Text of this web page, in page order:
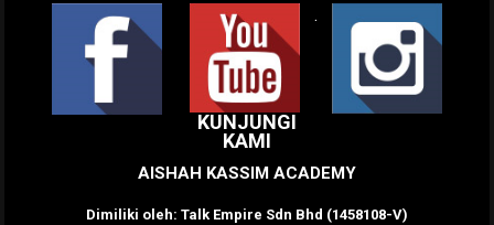
.
KUNJUNGI
KAMI
AISHAH KASSIM ACADEMY
Dimiliki oleh: Talk Empire Sdn Bhd (1458108-V)